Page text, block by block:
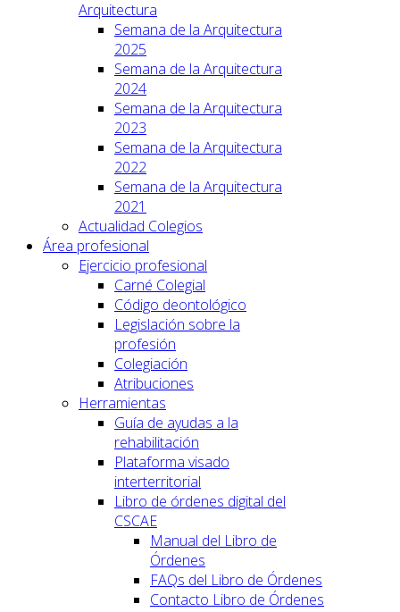
Arquitectura
Semana de la Arquitectura
2025
Semana de la Arquitectura
2024
Semana de la Arquitectura
2023
Semana de la Arquitectura
2022
Semana de la Arquitectura
2021
Actualidad Colegios
Área profesional
Ejercicio profesional
Carné Colegial
Código deontológico
Legislación sobre la
profesión
Colegiación
Atribuciones
Herramientas
Guía de ayudas a la
rehabilitación
Plataforma visado
interterritorial
Libro de órdenes digital del
CSCAE
Manual del Libro de
Órdenes
FAQs del Libro de Órdenes
Contacto Libro de Órdenes